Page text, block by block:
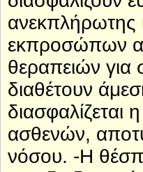
ανεκπλήρωτης
εκπροσώπων
θεραπειών
διαθέτουν
διασφαλίζεται
ασθενών,
νόσου. -Η